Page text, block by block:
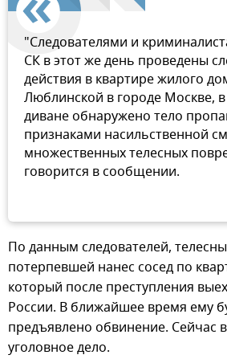
"Следователями и
СК в этот же день проведены
действия в квартире жилого
Люблинской в городе Москве,
диване обнаружено тело
признаками насильственной
множественных телесных
говорится в сообщении.
По данным следователей,
потерпевшей нанес сосед по
который после преступления
России. В ближайшее время ему
предъявлено обвинение. Сейчас
уголовное дело.